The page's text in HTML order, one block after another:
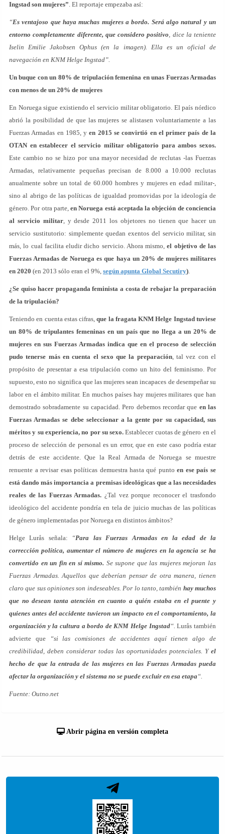
Ingstad son mujeres”. El reportaje empezaba así:
“Es ventajoso que haya muchas mujeres a bordo. Será algo natural y un
entorno completamente diferente, que considero positivo, dice la teniente
Iselin Emilie Jakobsen Ophus (en la imagen). Ella es un oficial de
navegación en KNM Helge Ingstad”.
Un buque con un 80% de tripulación femenina en unas Fuerzas Armadas
con menos de un 20% de mujeres
En Noruega sigue existiendo el servicio militar obligatorio. El país nórdico
abrió la posibilidad de que las mujeres se alistasen voluntariamente a las
Fuerzas Armadas en 1985, yen 2015 se convirtió en el primer país de la
OTAN en establecer el servicio militar obligatorio para ambos sexos.
Este cambio no se hizo por una mayor necesidad de reclutas -las Fuerzas
Armadas, relativamente pequeñas precisan de 8.000 a 10.000 reclutas
anualmente sobre un total de 60.000 hombres y mujeres en edad militar-,
sino al abrigo de las políticas de igualdad promovidas por la ideología de
género. Por otra parte,en Noruega está aceptada la objeción de conciencia
al servicio militar, y desde 2011 los objetores no tienen que hacer un
servicio sustitutorio: simplemente quedan exentos del servicio militar, sin
más, lo cual facilita eludir dicho servicio. Ahora mismo,el objetivo de las
Fuerzas Armadas de Noruega es que haya un 20% de mujeres militares
en 2020 (en 2013 sólo eran el 9%, según apunta Global Secutiry).
¿Se quiso hacer propaganda feminista a costa de rebajar la preparación
de la tripulación?
Teniendo en cuenta estas cifras,que la fragata KNM Helge Ingstad tuviese
un 80% de tripulantes femeninas en un país que no llega a un 20% de
mujeres en sus Fuerzas Armadas indica que en el proceso de selección
pudo tenerse más en cuenta el sexo que la preparación, tal vez con el
propósito de presentar a esa tripulación como un hito del feminismo. Por
supuesto, esto no significa que las mujeres sean incapaces de desempeñar su
labor en el ámbito militar. En muchos países hay mujeres militares que han
demostrado sobradamente su capacidad. Pero debemos recordar que en las
Fuerzas Armadas se debe seleccionar a la gente por su capacidad, sus
méritos y su experiencia, no por su sexo. Establecer cuotas de género en el
proceso de selección de personal es un error, que en este caso podría estar
detrás de este accidente. Que la Real Armada de Noruega se muestre
renuente a revisar esas políticas demuestra hasta qué puntoen ese país se
está dando más importancia a premisas ideológicas que a las necesidades
reales de las Fuerzas Armadas. ¿Tal vez porque reconocer el trasfondo
ideológico del accidente pondría en tela de juicio muchas de las políticas
de género implementadas por Noruega en distintos ámbitos?
Helge Lurås señala: “Para las Fuerzas Armadas en la edad de la
corrección política, aumentar el número de mujeres en la agencia se ha
convertido en un fin en sí mismo. Se supone que las mujeres mejoran las
Fuerzas Armadas. Aquellos que deberían pensar de otra manera, tienen
claro que sus opiniones son indeseables. Por lo tanto, también hay muchos
que no desean tanta atención en cuanto a quién estaba en el puente y
quienes antes del accidente tuvieron un impacto en el comportamiento, la
organización y la cultura a bordo de KNM Helge Ingstad“. Lurås también
advierte que
“si las comisiones de accidentes aquí tienen algo de
credibilidad, deben considerar todas las oportunidades potenciales. Yel
hecho de que la entrada de las mujeres en las Fuerzas Armadas pueda
afectar la organización y el sistema no se puede excluir en esa etapa “.
Fuente: Outno.net
Abrir página en versión completa